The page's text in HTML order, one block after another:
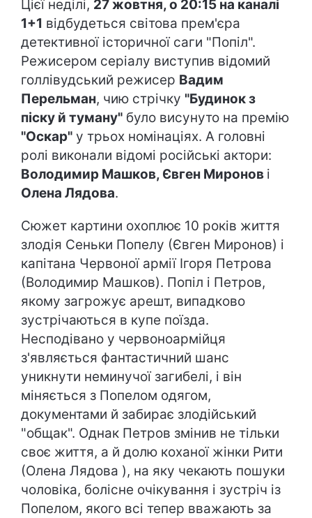
Цієї неділі, 27 жовтня, о 20:15 на каналі
1+1 відбудеться світова прем'єра
детективної історичної саги "Попіл".
Режисером серіалу виступив відомий
голлівудський режисер Вадим
Перельман, чию стрічку "Будинок з
піску й туману" було висунуто на премію
"Оскар" у трьох номінаціях. А головні
ролі виконали відомі російські актори:
Володимир Машков, Євген Миронов і
Олена Лядова.
Сюжет картини охоплює 10 років життя
злодія Сеньки Попелу (Євген Миронов) і
капітана Червоної армії Ігоря Петрова
(Володимир Машков). Попіл і Петров,
якому загрожує арешт, випадково
зустрічаються в купе поїзда.
Несподівано у червоноармійця
з'являється фантастичний шанс
уникнути неминучої загибелі, і він
міняється з Попелом одягом,
документами й забирає злодійський
"общак". Однак Петров змінив не тільки
своє життя, а й долю коханої жінки Рити
(Олена Лядова ), на яку чекають пошуки
чоловіка, болісне очікування і зустріч із
Попелом, якого всі тепер вважають за